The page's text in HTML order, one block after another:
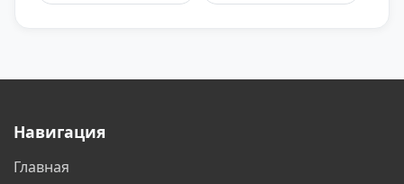
Навигация
Главная